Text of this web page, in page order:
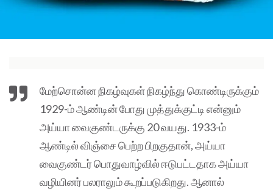
மேற்சொன்ன நிகழ்வுகள் நிகழ்ந்து கொண்டிருக்கும்
1929-ம் ஆண்டின் போது முத்துக்குட்டி என்னும்
அய்யா வைகுண்டருக்கு 20 வயது. 1933-ம்
ஆண்டில் விஞ்சை பெற்ற பிறகுதான், அய்யா
வைகுண்டர் பொதுவாழ்வில் ஈடுபட்டதாக அய்யா
வழியினர் பலராலும் கூறப்படுகிறது. ஆனால்